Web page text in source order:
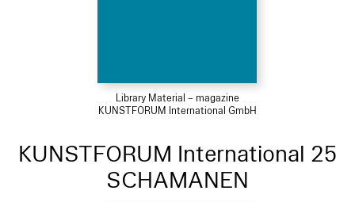
Library Material – magazine
KUNSTFORUM International GmbH
KUNSTFORUM International 25
SCHAMANEN